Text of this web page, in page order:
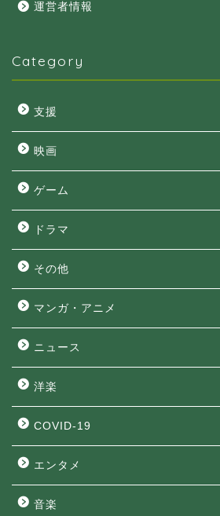
運営者情報
Category
支援
映画
ゲーム
ドラマ
その他
マンガ・アニメ
ニュース
洋楽
COVID-19
エンタメ
音楽